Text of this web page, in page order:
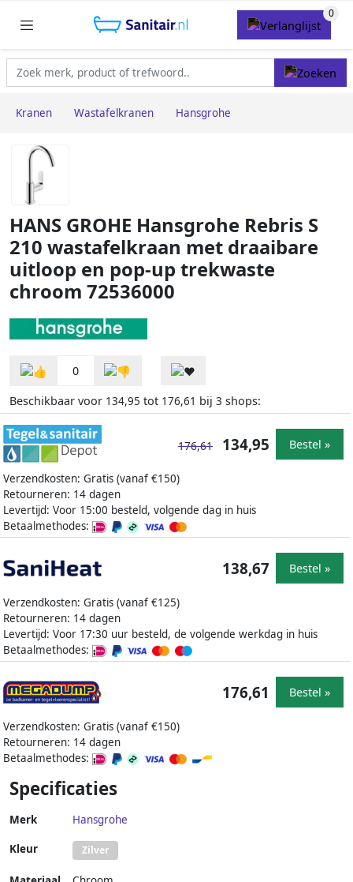
Kranen Wastafelkranen Hansgrohe
HANS GROHE Hansgrohe Rebris S
210 wastafelkraan met draaibare
uitloop en pop-up trekwaste
chroom 72536000
0
Beschikbaar voor 134,95 tot 176,61 bij 3 shops:
Verzendkosten: Gratis (vanaf €150)
Retourneren: 14 dagen
Levertijd: Voor 15:00 besteld, volgende dag in huis
Betaalmethodes:
176,61 134,95 Bestel »
Verzendkosten: Gratis (vanaf €125)
Retourneren: 14 dagen
Levertijd: Voor 17:30 uur besteld, de volgende werkdag in huis
Betaalmethodes:
138,67 Bestel »
Verzendkosten: Gratis (vanaf €150)
Retourneren: 14 dagen
Betaalmethodes:
176,61 Bestel »
Specificaties
Merk Hansgrohe
Kleur Zilver